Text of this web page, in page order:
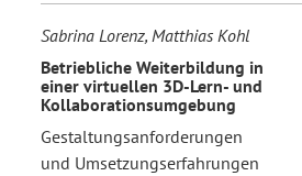
Sabrina Lorenz, Matthias Kohl
Betriebliche Weiterbildung in
einer virtuellen 3D-Lern- und
Kollaborationsumgebung
Gestaltungsanforderungen
und Umsetzungserfahrungen